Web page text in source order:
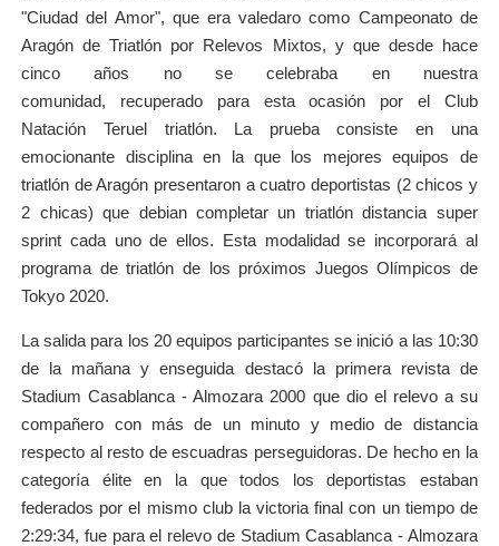
"Ciudad del Amor", que era valedaro como Campeonato de
Aragón de Triatlón por Relevos Mixtos, y que desde hace
cinco años no se celebraba en nuestra
comunidad, recuperado para esta ocasión por el Club
Natación Teruel triatlón. La prueba consiste en una
emocionante disciplina en la que los mejores equipos de
triatlón de Aragón presentaron a cuatro deportistas (2 chicos y
2 chicas) que debian completar un triatlón distancia super
sprint cada uno de ellos. Esta modalidad se incorporará al
programa de triatlón de los próximos Juegos Olímpicos de
Tokyo 2020.
La salida para los 20 equipos participantes se inició a las 10:30
de la mañana y enseguida destacó la primera revista de
Stadium Casablanca - Almozara 2000 que dio el relevo a su
compañero con más de un minuto y medio de distancia
respecto al resto de escuadras perseguidoras. De hecho en la
categoría élite en la que todos los deportistas estaban
federados por el mismo club la victoria final con un tiempo de
2:29:34, fue para el relevo de Stadium Casablanca - Almozara